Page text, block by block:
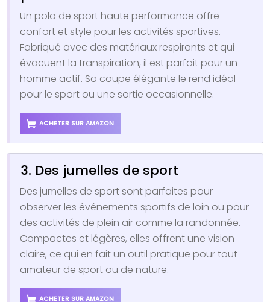
Un polo de sport haute performance offre
confort et style pour les activités sportives.
Fabriqué avec des matériaux respirants et qui
évacuent la transpiration, il est parfait pour un
homme actif. Sa coupe élégante le rend idéal
pour le sport ou une sortie occasionnelle.
ACHETER SUR AMAZON
3. Des jumelles de sport
Des jumelles de sport sont parfaites pour
observer les événements sportifs de loin ou pour
des activités de plein air comme la randonnée.
Compactes et légères, elles offrent une vision
claire, ce qui en fait un outil pratique pour tout
amateur de sport ou de nature.
ACHETER SUR AMAZON